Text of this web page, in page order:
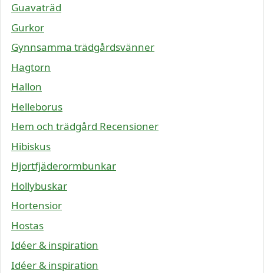
Guavaträd
Gurkor
Gynnsamma trädgårdsvänner
Hagtorn
Hallon
Helleborus
Hem och trädgård Recensioner
Hibiskus
Hjortfjäderormbunkar
Hollybuskar
Hortensior
Hostas
Idéer & inspiration
Idéer & inspiration